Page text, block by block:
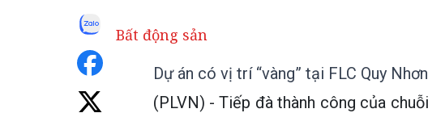
Bất động sản
Dự án có vị trí “vàng” tại FLC Quy
(PLVN) - Tiếp đà thành công của